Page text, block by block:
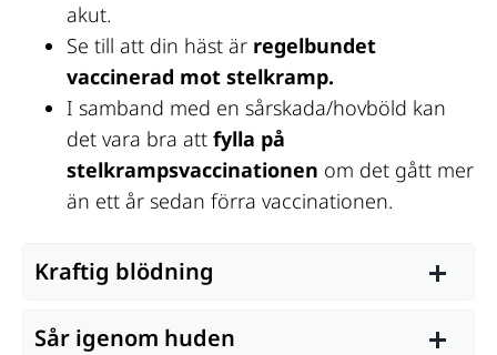
akut.
Se till att din häst är regelbundet
vaccinerad mot stelkramp.
I samband med en sårskada/hovböld kan
det vara bra att fylla på
stelkrampsvaccinationen om det gått mer
än ett år sedan förra vaccinationen.
Kraftig blödning
Sår igenom huden